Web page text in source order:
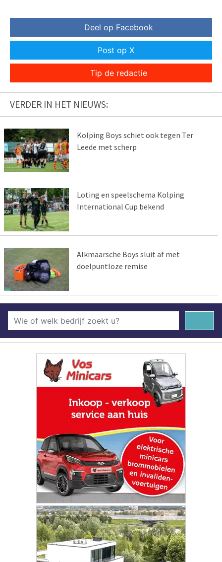
Deel op Facebook
Post op X
Tip de redactie
VERDER IN HET NIEUWS:
Kolping Boys schiet ook tegen Ter
Leede met scherp
Loting en speelschema Kolping
International Cup bekend
Alkmaarsche Boys sluit af met
doelpuntloze remise